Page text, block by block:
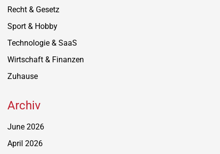
Recht & Gesetz
Sport & Hobby
Technologie & SaaS
Wirtschaft & Finanzen
Zuhause
Archiv
June 2026
April 2026